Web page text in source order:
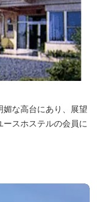
な高台にあり、展望
スホステルの会員に